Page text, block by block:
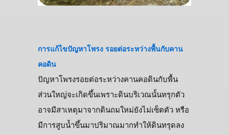
การแก้ไขปัญหาโพรง รอยต่อระหว่างพื้นกับคาน
คอดิน
ปัญหาโพรงรอยต่อระหว่างคานคอดินกับพื้น
ส่วนใหญ่จะเกิดขึ้นเพราะดินบริเวณนั้นทรุกตัว
อาจมีสาเหตุมาจากดินถมใหม่ยังไม่เซ็ตตัว หรือ
มีการสูบน้ำขึ้นมาปริมาณมากทำให้ดินทรุดลง